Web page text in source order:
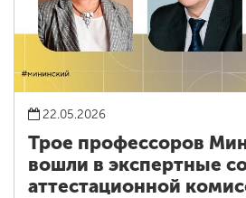
22.05.2026
Трое профессоров
вошли в экспертные
аттестационной